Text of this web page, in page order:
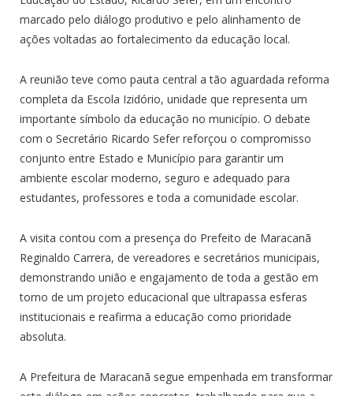
marcado pelo diálogo produtivo e pelo alinhamento de
ações voltadas ao fortalecimento da educação local.
A reunião teve como pauta central a tão aguardada reforma
completa da Escola Izidório, unidade que representa um
importante símbolo da educação no município. O debate
com o Secretário Ricardo Sefer reforçou o compromisso
conjunto entre Estado e Município para garantir um
ambiente escolar moderno, seguro e adequado para
estudantes, professores e toda a comunidade escolar.
A visita contou com a presença do Prefeito de Maracanã
Reginaldo Carrera, de vereadores e secretários municipais,
demonstrando união e engajamento de toda a gestão em
torno de um projeto educacional que ultrapassa esferas
institucionais e reafirma a educação como prioridade
absoluta.
A Prefeitura de Maracanã segue empenhada em transformar